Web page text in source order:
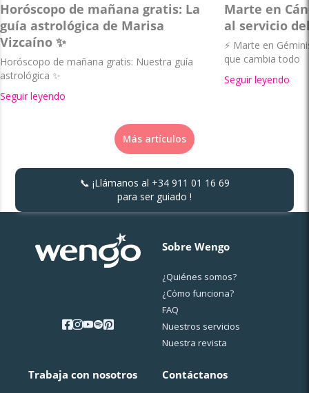
Horóscopo de mañana gratis: La
guía astrológica de Marisa
Vizcaíno ✨
Horóscopo de mañana gratis: Nuestra guía
astrológica ✨
Seguir leyendo
Marte en
al servicio
⚡ Marte en
que cambia todo
Seguir leyendo
Más artículos
📞 ¡Llámanos al +34 911 01 16 69
para ser guiado !
Sobre Wengo
¿Quiénes somos?
¿Cо́mo funciona?
FAQ
Nuestros servicios
Nuestra revista
Trabaja con nosotros Contáctanos